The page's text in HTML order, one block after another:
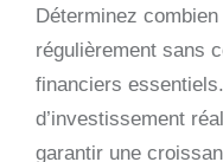
Déterminez
régulièrement sans
financiers
d’investissement
garantir une